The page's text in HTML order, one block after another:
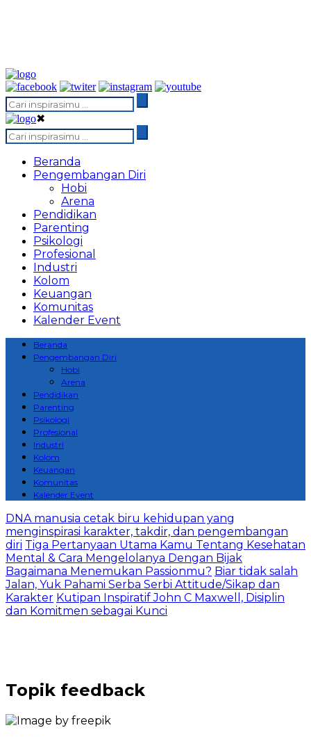
✖
Beranda
Pengembangan Diri
Hobi
Arena
Pendidikan
Parenting
Psikologi
Profesional
Industri
Kolom
Keuangan
Komunitas
Kalender Event
Beranda
Pengembangan Diri
Hobi
Arena
Pendidikan
Parenting
Psikologi
Profesional
Industri
Kolom
Keuangan
Komunitas
Kalender Event
DNA manusia cetak biru kehidupan yang
menginspirasi karakter, takdir, dan pengembangan
diri Tiga Pertanyaan Utama Kamu Tentang Kesehatan
Mental & Cara Mengelolanya Dengan Bijak
Bagaimana Menemukan Passionmu? Biar tidak salah
Jalan, Yuk Pahami Serba Serbi Attitude/Sikap dan
Karakter Kutipan Inspiratif John C Maxwell, Disiplin
dan Komitmen sebagai Kunci
Topik feedback